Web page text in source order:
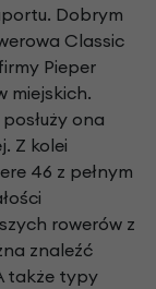
Dobrym
Classic
Pieper
miejskich.
ona
Z kolei
46 z pełnym
rowerów z
znaleźć
także typy